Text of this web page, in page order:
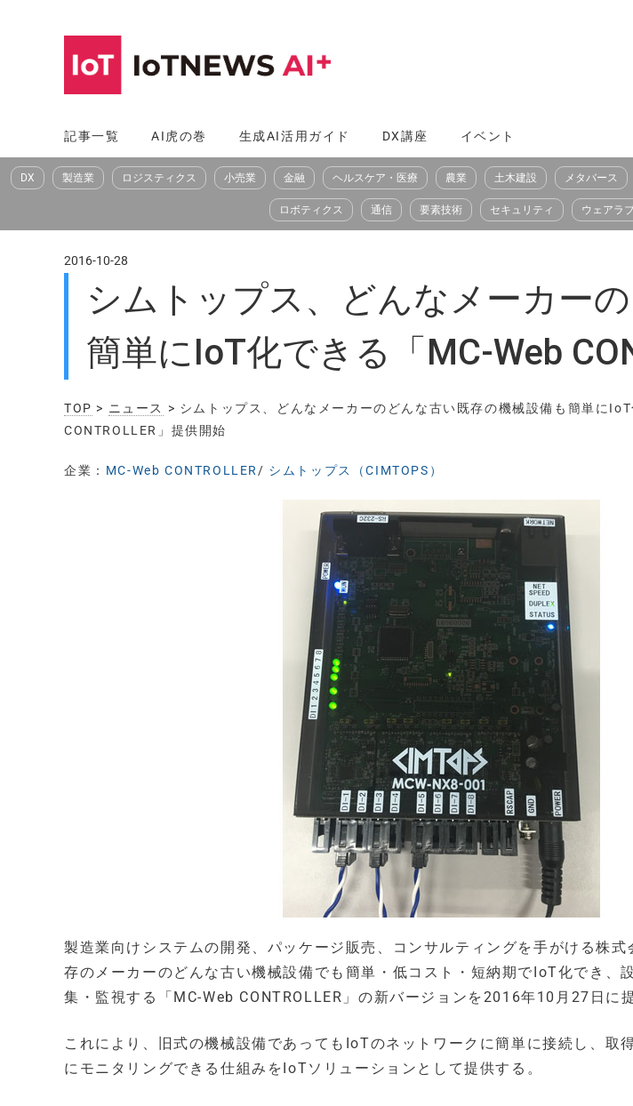
へ
ス
記事一覧 AI虎の巻 生成AI活用ガイド DX講座 イベント
DX 製造業 ロジスティクス 小売業 金融 ヘルスケア・医療 農業 土木建設 メタバース
ロボティクス 通信 要素技術 セキュリティ ウェアラ
2016-10-28
シムトップス、どんなメーカー
簡単にIoT化できる「MC-Web
TOP > ニュース
> シムトップス、どんなメーカーのどんな古い既存の機械設備も簡単に
CONTROLLER」提供開始
企業： MC-Web CONTROLLER / シムトップス（CIMTOPS）
製造業向けシステムの開発、パッケージ販売、コンサルティングを手がける株
存のメーカーのどんな古い機械設備でも簡単・低コスト・短納期でIoT化でき、
集・監視する「MC-Web CONTROLLER」の新バージョンを2016年10月27日に
これにより、旧式の機械設備であってもIoTのネットワークに簡単に接続し、取
にモニタリングできる仕組みをIoTソリューションとして提供する。